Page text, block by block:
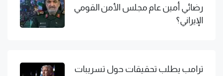
رضائي أمين عام مجلس الأمن القومي
الإيراني؟
ترامب يطلب تحقيقات حول تسريبات